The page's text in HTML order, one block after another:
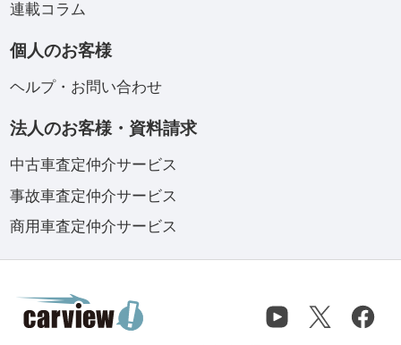
連載コラム
個人のお客様
ヘルプ・お問い合わせ
法人のお客様・資料請求
中古車査定仲介サービス
事故車査定仲介サービス
商用車査定仲介サービス